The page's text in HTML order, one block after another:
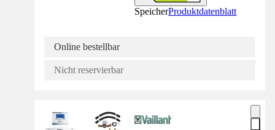
SpeicherProduktdatenblatt
Online bestellbar
Nicht reservierbar